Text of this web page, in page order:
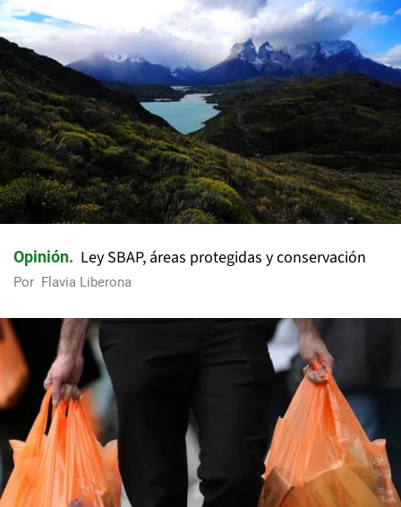
Opinión Ley SBAP, áreas protegidas y conservación
Por Flavia Liberona